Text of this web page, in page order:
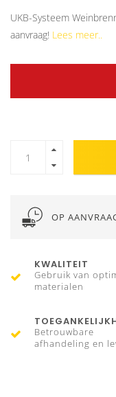
UKB-Systeem
aanvraag! Lees meer..
OP
KWALITEIT
Gebruik van
materialen
Betrouwbare
afhandeling en